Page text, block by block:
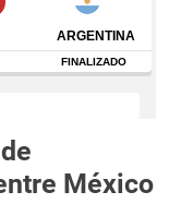
México